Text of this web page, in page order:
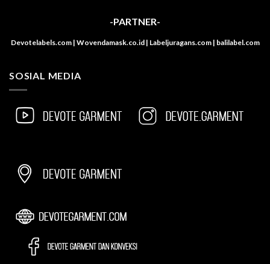
-PARTNER-
Devotelabels.com | Wovendamask.co.id | Labeljuragans.com | balilabel.com
SOSIAL MEDIA